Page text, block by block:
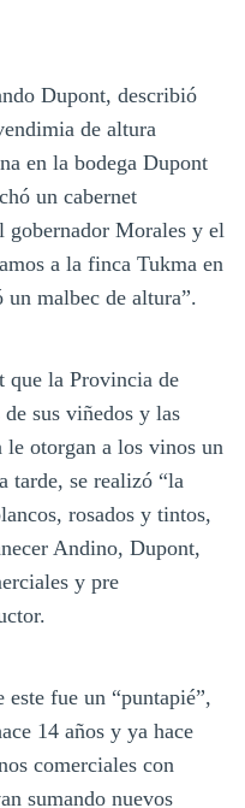
Dupont, describió
de altura
en la bodega Dupont
un cabernet
gobernador Morales y el
a la finca Tukma en
un malbec de altura”.
que la Provincia de
sus viñedos y las
le otorgan a los vinos un
tarde, se realizó “la
rosados y tintos,
Andino, Dupont,
y pre
fue un “puntapié”,
14 años y ya hace
comerciales con
sumando nuevos